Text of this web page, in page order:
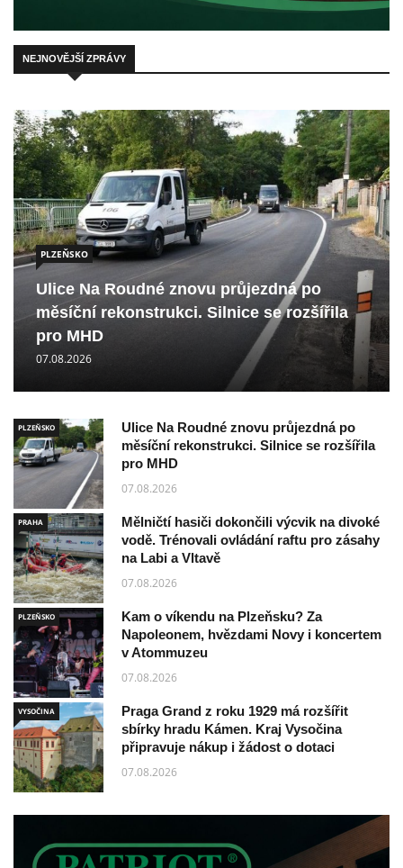
NEJNOVĚJŠÍ ZPRÁVY
PLZEŇSKO
Ulice Na Roudné znovu průjezdná po
měsíční rekonstrukci. Silnice se rozšířila
pro MHD
07.08.2026
PLZEŇSKO
Ulice Na Roudné znovu průjezdná po
měsíční rekonstrukci. Silnice se rozšířila
pro MHD
07.08.2026
PRAHA
Mělničtí hasiči dokončili výcvik na divoké
vodě. Trénovali ovládání raftu pro zásahy
na Labi a Vltavě
07.08.2026
PLZEŇSKO
Kam o víkendu na Plzeňsku? Za
Napoleonem, hvězdami Novy i koncertem
v Atommuzeu
07.08.2026
VYSOČINA
Praga Grand z roku 1929 má rozšířit
sbírky hradu Kámen. Kraj Vysočina
připravuje nákup i žádost o dotaci
07.08.2026